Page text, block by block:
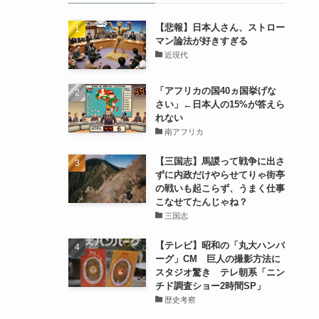
【悲報】日本人さん、ストロー
マン論法が好きすぎる
近現代
「アフリカの国40ヵ国挙げな
さい」←日本人の15%が答えら
れない
南アフリカ
【三国志】馬謖って戦争に出さ
ずに内政だけやらせてりゃ街亭
の戦いも起こらず、うまく仕事
こなせてたんじゃね？
三国志
【テレビ】昭和の「丸大ハンバ
ーグ」CM 巨人の撮影方法に
スタジオ驚き テレ朝系「ニン
チド調査ショー2時間SP」
歴史考察